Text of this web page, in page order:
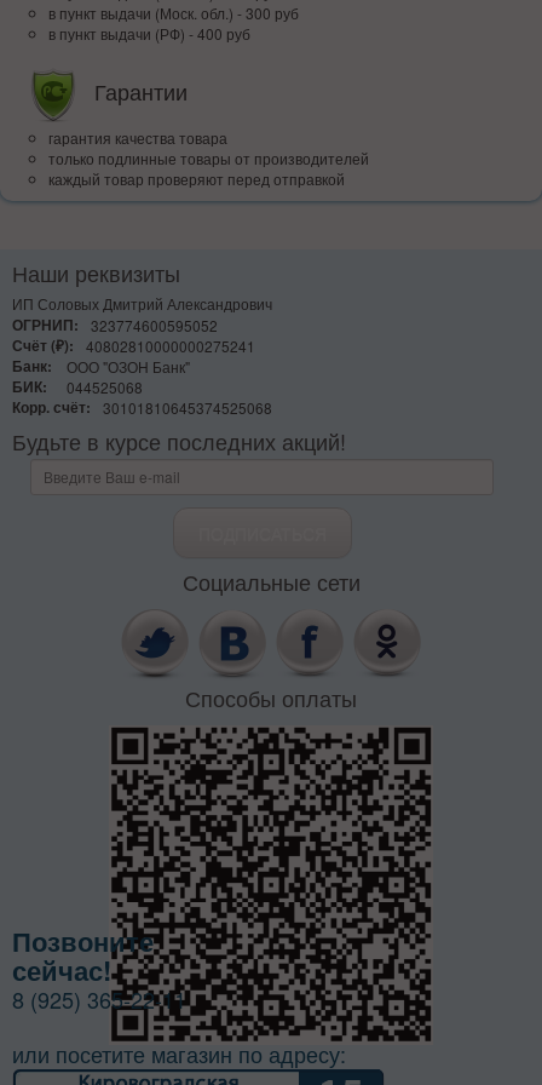
в пункт выдачи (Моск. обл.) - 300 руб
в пункт выдачи (РФ) - 400 руб
Гарантии
гарантия качества товара
только подлинные товары от производителей
каждый товар проверяют перед отправкой
Наши реквизиты
ИП Соловых Дмитрий Александрович
ОГРНИП:
323774600595052
Счёт (₽):
40802810000000275241
Банк:
ООО "ОЗОН Банк"
БИК:
044525068
Корр. счёт:
30101810645374525068
Будьте в курсе последних акций!
Социальные сети
Способы оплаты
Позвоните
сейчас!
8 (925) 365-22-11
или посетите магазин по адресу: